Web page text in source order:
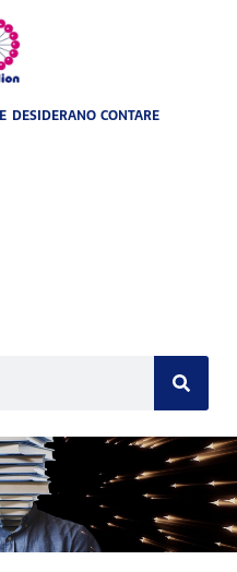
DESIDERANO CONTARE